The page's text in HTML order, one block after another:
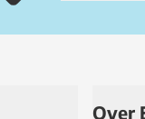
Over